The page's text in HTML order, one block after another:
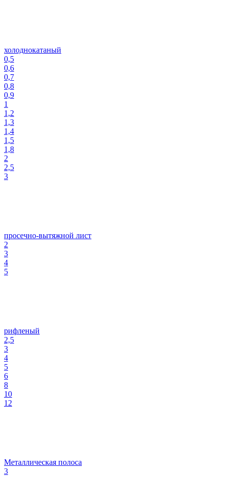
холоднокатаный
0,5
0,6
0,7
0,8
0,9
1
1,2
1,3
1,4
1,5
1,8
2
2,5
3
просечно-вытяжной лист
2
3
4
5
рифленый
2,5
3
4
5
6
8
10
12
Металлическая полоса
3